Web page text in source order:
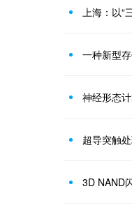
上海：以“
一种新型
神经形态
超导突触
​3D NAND